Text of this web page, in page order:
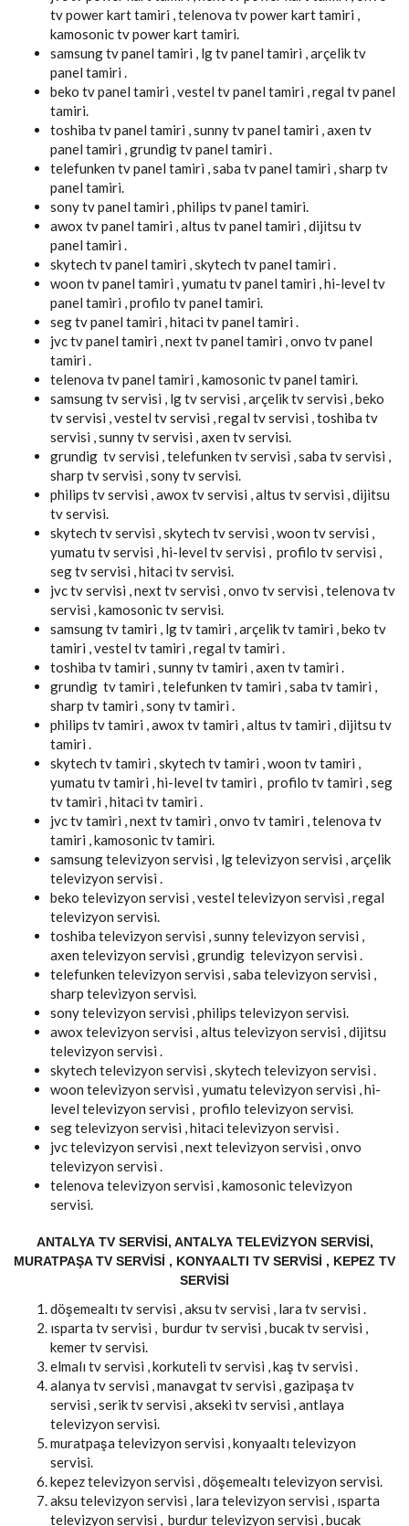
tv power kart tamiri , telenova tv power kart tamiri ,
kamosonic tv power kart tamiri.
samsung tv panel tamiri , lg tv panel tamiri , arçelik tv
panel tamiri .
beko tv panel tamiri , vestel tv panel tamiri , regal tv panel
tamiri.
toshiba tv panel tamiri , sunny tv panel tamiri , axen tv
panel tamiri , grundig tv panel tamiri .
telefunken tv panel tamiri , saba tv panel tamiri , sharp tv
panel tamiri.
sony tv panel tamiri , philips tv panel tamiri.
awox tv panel tamiri , altus tv panel tamiri , dijitsu tv
panel tamiri .
skytech tv panel tamiri , skytech tv panel tamiri .
woon tv panel tamiri , yumatu tv panel tamiri , hi-level tv
panel tamiri , profilo tv panel tamiri.
seg tv panel tamiri , hitaci tv panel tamiri .
jvc tv panel tamiri , next tv panel tamiri , onvo tv panel
tamiri .
telenova tv panel tamiri , kamosonic tv panel tamiri.
samsung tv servisi , lg tv servisi , arçelik tv servisi , beko
tv servisi , vestel tv servisi , regal tv servisi , toshiba tv
servisi , sunny tv servisi , axen tv servisi.
grundig tv servisi , telefunken tv servisi , saba tv servisi ,
sharp tv servisi , sony tv servisi.
philips tv servisi , awox tv servisi , altus tv servisi , dijitsu
tv servisi.
skytech tv servisi , skytech tv servisi , woon tv servisi ,
yumatu tv servisi , hi-level tv servisi , profilo tv servisi ,
seg tv servisi , hitaci tv servisi.
jvc tv servisi , next tv servisi , onvo tv servisi , telenova tv
servisi , kamosonic tv servisi.
samsung tv tamiri , lg tv tamiri , arçelik tv tamiri , beko tv
tamiri , vestel tv tamiri , regal tv tamiri .
toshiba tv tamiri , sunny tv tamiri , axen tv tamiri .
grundig tv tamiri , telefunken tv tamiri , saba tv tamiri ,
sharp tv tamiri , sony tv tamiri .
philips tv tamiri , awox tv tamiri , altus tv tamiri , dijitsu tv
tamiri .
skytech tv tamiri , skytech tv tamiri , woon tv tamiri ,
yumatu tv tamiri , hi-level tv tamiri , profilo tv tamiri , seg
tv tamiri , hitaci tv tamiri .
jvc tv tamiri , next tv tamiri , onvo tv tamiri , telenova tv
tamiri , kamosonic tv tamiri.
samsung televizyon servisi , lg televizyon servisi , arçelik
televizyon servisi .
beko televizyon servisi , vestel televizyon servisi , regal
televizyon servisi.
toshiba televizyon servisi , sunny televizyon servisi ,
axen televizyon servisi , grundig televizyon servisi .
telefunken televizyon servisi , saba televizyon servisi ,
sharp televizyon servisi.
sony televizyon servisi , philips televizyon servisi.
awox televizyon servisi , altus televizyon servisi , dijitsu
televizyon servisi .
skytech televizyon servisi , skytech televizyon servisi .
woon televizyon servisi , yumatu televizyon servisi , hi-
level televizyon servisi , profilo televizyon servisi.
seg televizyon servisi , hitaci televizyon servisi .
jvc televizyon servisi , next televizyon servisi , onvo
televizyon servisi .
telenova televizyon servisi , kamosonic televizyon
servisi.
ANTALYA TV SERVISI, ANTALYA TELEVIZYON SERVISI,
MURATPAŞA TV SERVISI , KONYAALTI TV SERVISI , KEPEZ TV
SERVISI
döşemealtı tv servisi , aksu tv servisi , lara tv servisi .
ısparta tv servisi , burdur tv servisi , bucak tv servisi ,
kemer tv servisi.
elmalı tv servisi , korkuteli tv servisi , kaş tv servisi .
alanya tv servisi , manavgat tv servisi , gazipaşa tv
servisi , serik tv servisi , akseki tv servisi , antlaya
televizyon servisi.
muratpaşa televizyon servisi , konyaaltı televizyon
servisi.
kepez televizyon servisi , döşemealtı televizyon servisi.
aksu televizyon servisi , lara televizyon servisi , ısparta
televizyon servisi , burdur televizyon servisi , bucak